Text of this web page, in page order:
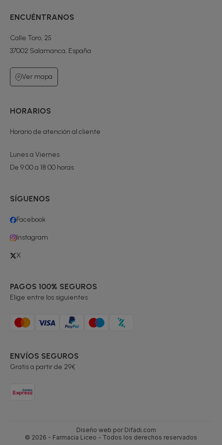
ENCUÉNTRANOS
Calle Toro, 25
37002 Salamanca, España
Ver mapa
HORARIOS
Horario de atención al cliente
Lunes a Viernes
De 9:00 a 18:00 horas
SÍGUENOS
Facebook
Instagram
X
PAGOS 100% SEGUROS
Elige entre los siguientes
ENVÍOS SEGUROS
Gratis a partir de 29€
© 2026 - Farmacia Liceo - Todos los derechos reservados
Diseño web por Difadi.com